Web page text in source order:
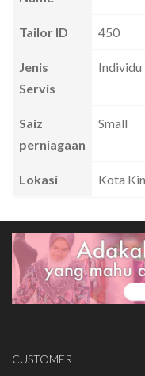
Tailor ID 450
Jenis
Servis
Individu
Saiz
perniagaan
Small
Lokasi Kota
CUSTOMER